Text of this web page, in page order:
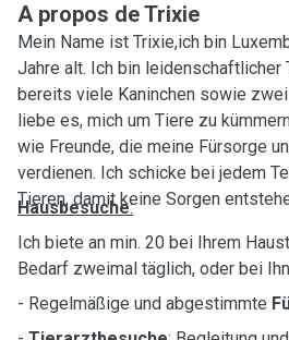
A propos de Trixie
Mein Name ist Trixie,ich bin
Jahre alt. Ich bin leidenschaftlicher
bereits viele Kaninchen sowie
liebe es, mich um Tiere zu
wie Freunde, die meine Fürsorge
verdienen. Ich schicke bei jedem
Tieren, damit keine Sorgen
Hausbesuche:
Ich biete an min. 20 bei Ihrem
Bedarf zweimal täglich, oder bei
- Regelmäßige und abgestimmte